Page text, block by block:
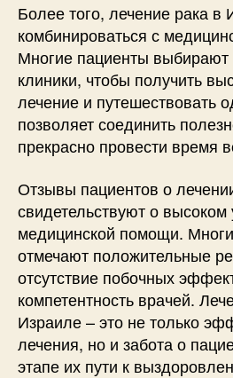
Более того, лечение рака в
комбинироваться с
Многие пациенты выбирают
клиники, чтобы получить
лечение и путешествовать
позволяет соединить
прекрасно провести время
Отзывы пациентов о
свидетельствуют о высоком
медицинской помощи.
отмечают положительные
отсутствие побочных
компетентность врачей.
Израиле – это не только
лечения, но и забота о
этапе их пути к